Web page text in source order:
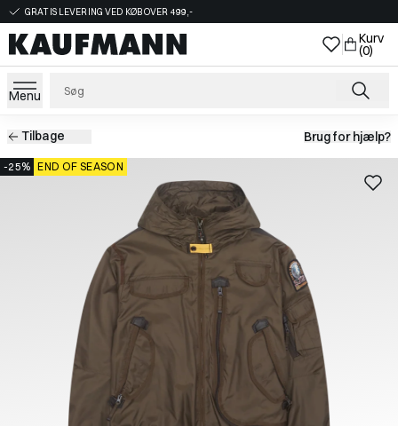
GRATIS LEVERING VED KØB OVER 499,-
Kurv
(0)
Menu
Tilbage Brug for hjælp?
-25% END OF SEASON